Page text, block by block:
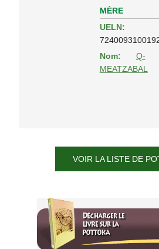
MÈRE
UELN:
Nom:
Q-
MEATZABAL
VOIR LA LISTE DE